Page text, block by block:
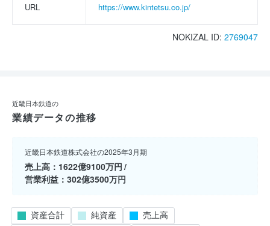
URL https://www.kintetsu.co.jp/
NOKIZAL ID: 2769047
近畿日本鉄道の
業績データの推移
近畿日本鉄道株式会社の2025年3月期
売上高
1622億9100万円
営業利益
302億3500万円
資産合計 純資産
売上高